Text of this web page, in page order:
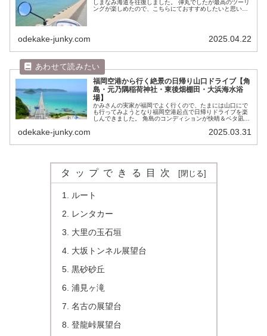
しまなみ海道を往復しました。 弾丸でしたが最高のツーリ
ングが楽しめたので、こちらにておすすめしたいと思いま
odekake-junky.com 2025.04.22
福岡空港から行く絶景の日帰り山口ドライブ【角
島・元乃隅稲荷神社・東後畑棚田・大浜海水浴
場】
かみさんの実家が福岡でよく行くので、たまには山口にで
も行ってみようとなり福岡空港起点で日帰りドライブを楽
しんできました。 角島のコンディションが快晴＆ベタ凪と
odekake-junky.com 2025.03.31
タップできる目次
ルート
レンタカー
大里の玉石垣
大坂トンネル展望台
黒砂砂丘
浦見ヶ滝
名古の展望台
登龍峠展望台